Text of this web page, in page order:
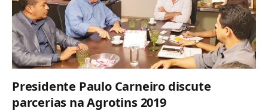
Presidente Paulo Carneiro discute
parcerias na Agrotins 2019